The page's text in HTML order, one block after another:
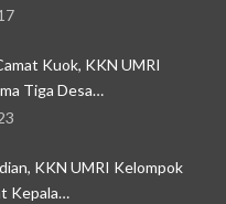
Kuok, KKN UMRI
Tiga Desa…
KKN UMRI Kelompok
Kepala…